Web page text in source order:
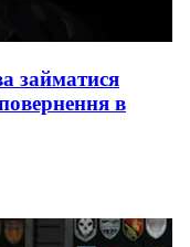
займатися
в